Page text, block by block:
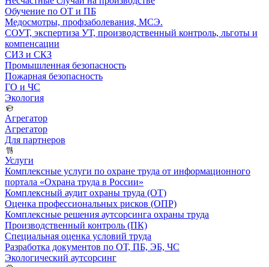
Обучение по ОТ и ПБ
Медосмотры, профзаболевания, МСЭ.
СОУТ, экспертиза УТ, производственный контроль, льготы и
компенсации
СИЗ и СКЗ
Промышленная безопасность
Пожарная безопасность
ГО и ЧС
Экология
Агрегатор
Агрегатор
Для партнеров
Услуги
Комплексные услуги по охране труда от информационного
портала «Охрана труда в России»
Комплексный аудит охраны труда (ОТ)
Оценка профессиональных рисков (ОПР)
Комплексные решения аутсорсинга охраны труда
Производственный контроль (ПК)
Специальная оценка условий труда
Разработка документов по ОТ, ПБ, ЭБ, ЧС
Экологический аутсорсинг